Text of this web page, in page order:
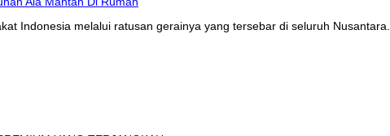
Indonesia melalui ratusan gerainya yang tersebar di seluruh Nusantara.